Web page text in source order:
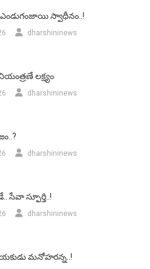
స్వాధీనం..!
dharshininews
లక్ష్యం
dharshininews
dharshininews
సేవా స్ఫూర్తి..!
dharshininews
మనోహరన్న..!